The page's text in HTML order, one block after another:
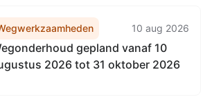
10 aug 2026
gepland vanaf 10
2026 tot 31 oktober 2026